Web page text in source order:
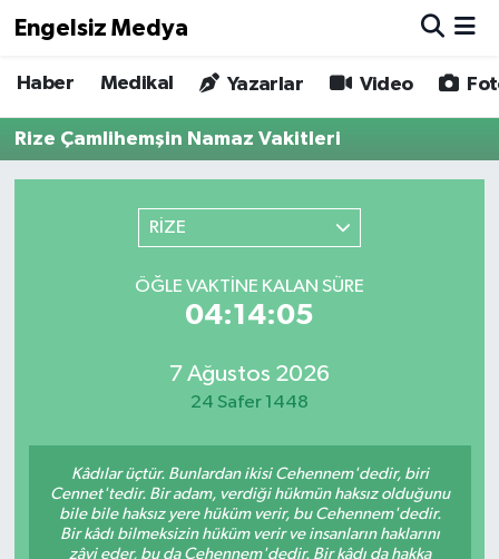
Engelsiz Medya
Haber Medikal Yazarlar Video
Rize Çamlihemşin Namaz Vakitleri
RİZE
ÖĞLE VAKTINE KALAN SÜRE
04:14:05
7 Ağustos 2026
24 Safer 1448
Kâdılar üçtür. Bunlardan ikisi Cehennem'dedir, biri
Cennet'tedir. Bir adam, verdiği hükmün haksız olduğunu
bile bile haksız yere hüküm verir, bu Cehennem'dedir.
Bir kâdı bilmeksizin hüküm verir ve insanların haklarını
zâyi eder, bu da Cehennem'dedir. Bir kâdı da hakka
Haber
Medikal
Biz Buradayız
Gizlilik Sözleşmesi
Hava Durumu
Trafik Durumu
Son Dakika Haberleri